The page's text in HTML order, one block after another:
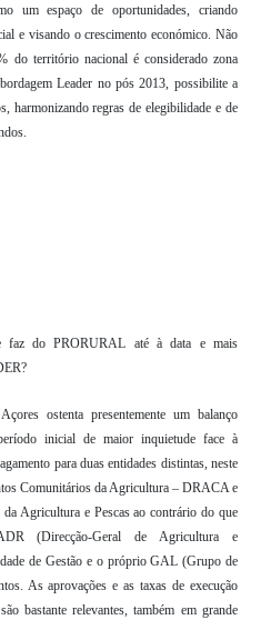
um espaço de oportunidades, criando
e visando o crescimento económico. Não
do território nacional é considerado zona
Leader no pós 2013, possibilite a
harmonizando regras de elegibilidade e de
faz do PRORURAL até à data e mais
ostenta presentemente um balanço
inicial de maior inquietude face à
para duas entidades distintas, neste
Comunitários da Agricultura – DRACA e
Agricultura e Pescas ao contrário do que
(Direcção-Geral de Agricultura e
de Gestão e o próprio GAL (Grupo de
As aprovações e as taxas de execução
bastante relevantes, também em grande